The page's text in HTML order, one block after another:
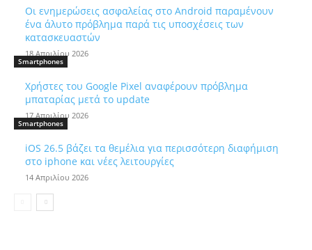
Οι ενημερώσεις ασφαλείας στο Android παραμένουν
ένα άλυτο πρόβλημα παρά τις υποσχέσεις των
κατασκευαστών
18 Απριλίου 2026
Smartphones
Χρήστες του Google Pixel αναφέρουν πρόβλημα
μπαταρίας μετά το update
17 Απριλίου 2026
Smartphones
iOS 26.5 βάζει τα θεμέλια για περισσότερη διαφήμιση
στο iphone και νέες λειτουργίες
14 Απριλίου 2026